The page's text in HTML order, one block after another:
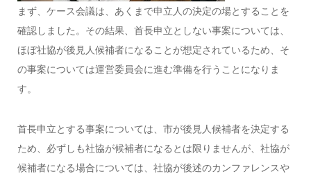
まず、ケース会議は、あくまで申立人の決定の場とすることを
確認しました。その結果、首長申立としない事案については、
ほぼ社協が後見人候補者になることが想定されているため、そ
の事案については運営委員会に進む準備を行うことになりま
す。
首長申立とする事案については、市が後見人候補者を決定する
ため、必ずしも社協が候補者になるとは限りませんが、社協が
候補者になる場合については、社協が後述のカンファレンスや